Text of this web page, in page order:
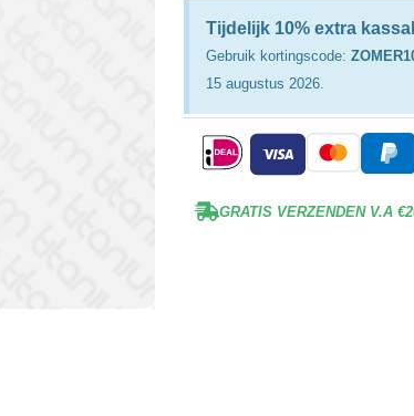
Tijdelijk 10% extra
Gebruik kortingscode:
15 augustus 2026.
GRATIS VERZENDEN V.A